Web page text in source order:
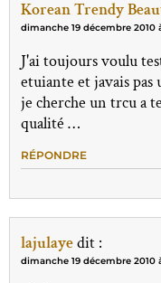
Korean Trendy
dimanche 19 décembre 2010
J'ai toujours voulu
etuiante et javais
je cherche un trcu a
qualité …
RÉPONDRE
lajulayedit :
dimanche 19 décembre 2010